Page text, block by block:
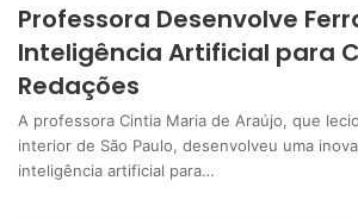
Professora Desenvolve
Inteligência Artificial para
Redações
A professora Cintia Maria de Araújo, que
interior de São Paulo, desenvolveu uma
inteligência artificial para…